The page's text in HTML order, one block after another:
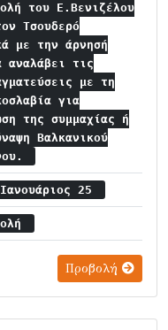
του Ε.Βενιζέλου
Τσουδερό
με την άρνησή
αναλάβει τις
με τη
για
της συμμαχίας ή
Βαλκανικού
25
Προβολή